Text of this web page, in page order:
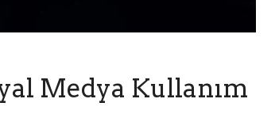
Medya Kullanım